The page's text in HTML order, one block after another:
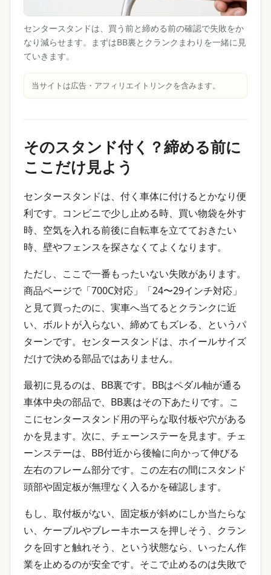
センタースタンドは、買う前と締める前の確認で失敗をか
なり減らせます。まずはBB裏とクランクまわりを一緒に見
ていきます。
当サイトは広告・アフィリエイトリンクを含みます。
そのスタンド付く？締める前に
ここだけ見よう
センタースタンドは、付く車体に付けるとかなり便
利です。コンビニで少し止める時、買い物袋を外す
時、空気を入れる前後に自転車を立てておきたい
時、壁やフェンスを探さなくてよくなります。
ただし、ここで一番もったいない失敗があります。
商品ページで「700C対応」「24〜29インチ対応」
と見て買ったのに、実車へ当てるとクランクに近
い、ボルトが入らない、締めてもズレる、というパ
ターンです。センタースタンドは、ホイールサイズ
だけで決める部品ではありません。
最初に見るのは、BB裏です。BBはペダル軸が通る
車体中央の部品で、BB裏はその下あたりです。こ
こにセンタースタンド用の平らな取付板や穴がある
かを見ます。次に、チェーンステーを見ます。チェ
ーンステーは、BB付近から後輪に向かって伸びる
左右のフレーム部分です。この左右の間にスタンド
頭部や固定板が無理なく入るかを確認します。
もし、取付板がない、固定板が斜めにしか当たらな
い、ケーブルやブレーキホースを押しそう、クラン
クを回すと触れそう、という状態なら、いったん作
業を止めるのが安全です。そこで止めるのは失敗で